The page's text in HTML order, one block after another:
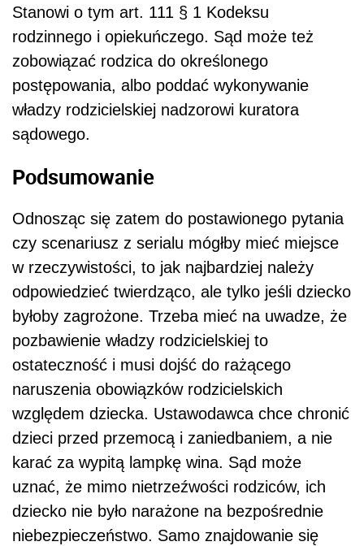
Stanowi o tym art. 111 § 1 Kodeksu
rodzinnego i opiekuńczego. Sąd może też
zobowiązać rodzica do określonego
postępowania, albo poddać wykonywanie
władzy rodzicielskiej nadzorowi kuratora
sądowego.
Podsumowanie
Odnosząc się zatem do postawionego pytania
czy scenariusz z serialu mógłby mieć miejsce
w rzeczywistości, to jak najbardziej należy
odpowiedzieć twierdząco, ale tylko jeśli dziecko
byłoby zagrożone. Trzeba mieć na uwadze, że
pozbawienie władzy rodzicielskiej to
ostateczność i musi dojść do rażącego
naruszenia obowiązków rodzicielskich
względem dziecka. Ustawodawca chce chronić
dzieci przed przemocą i zaniedbaniem, a nie
karać za wypitą lampkę wina. Sąd może
uznać, że mimo nietrzeźwości rodziców, ich
dziecko nie było narażone na bezpośrednie
niebezpieczeństwo. Samo znajdowanie się